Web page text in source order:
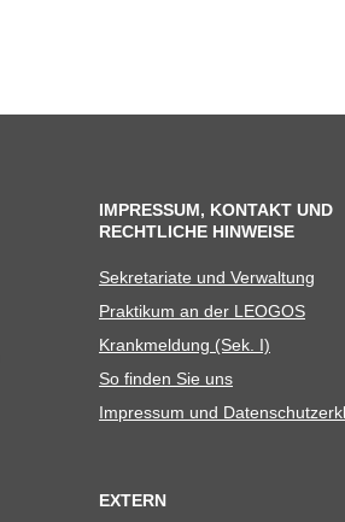
IMPRESSUM, KONTAKT UND
RECHTLICHE HINWEISE
Sekre­ta­riate und Verwaltung
Prak­ti­kum an der LEOGOS
Krank­mel­dung (Sek. I)
So fin­den Sie uns
Impres­sum und
EXTERN